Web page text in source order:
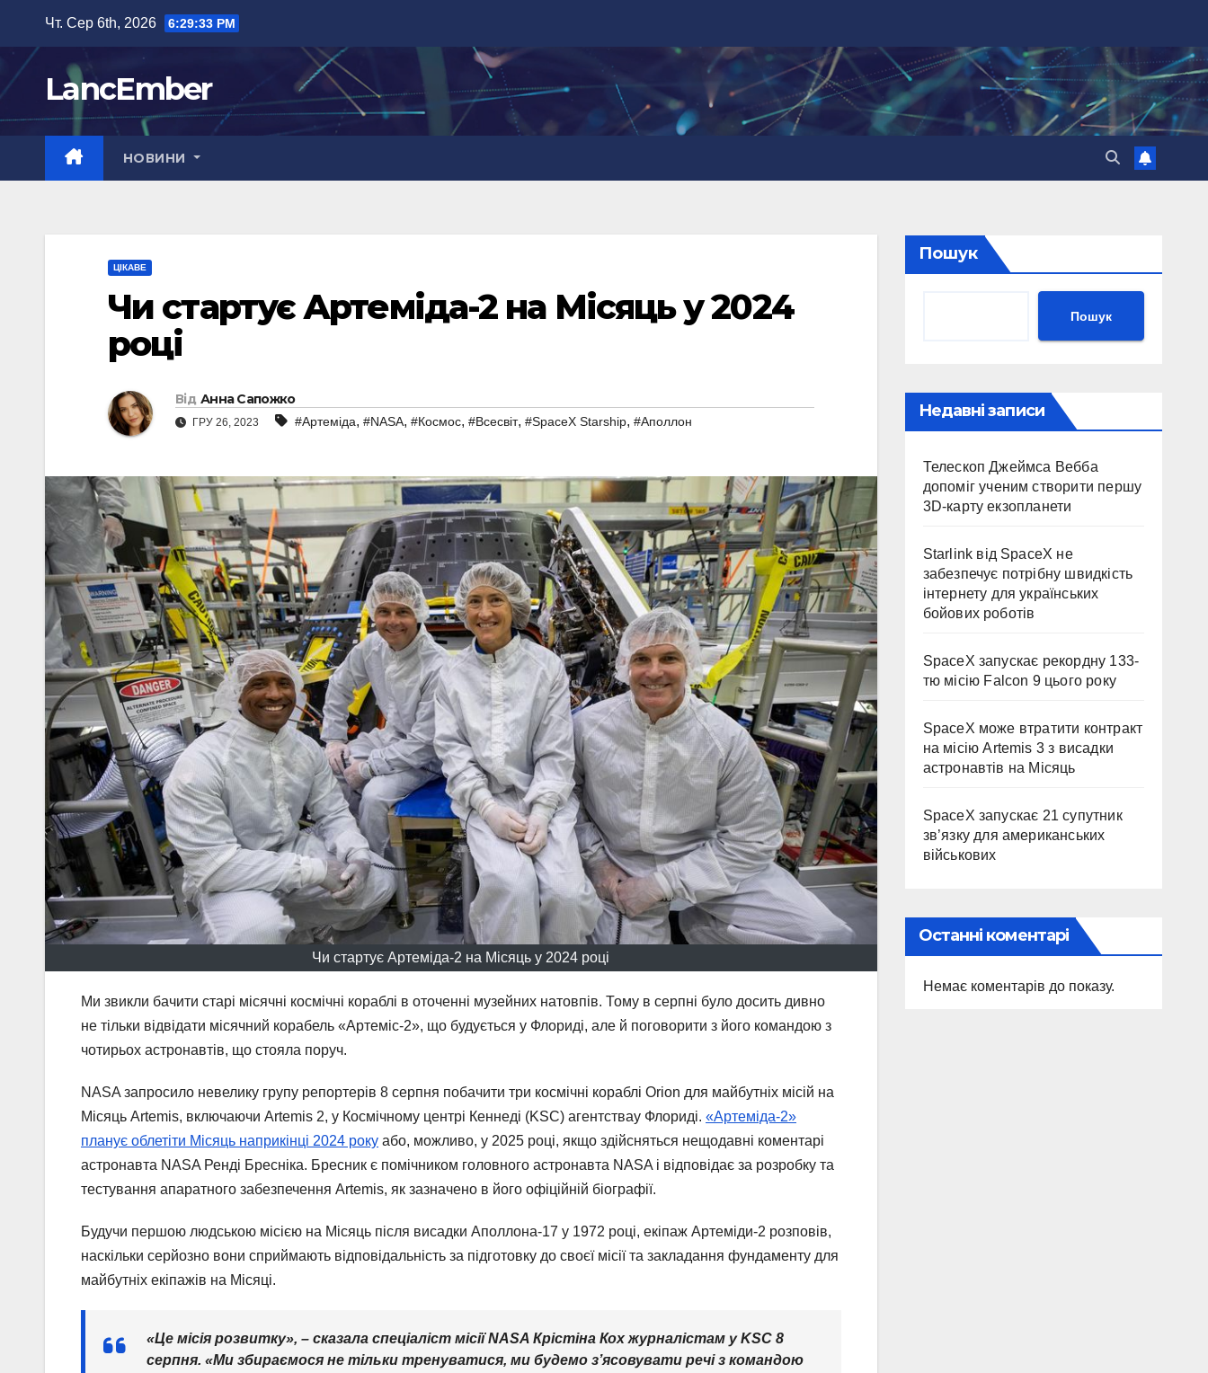
вмісту
Чт. Сер 6th, 2026 6:29:34 PM
LancEmber
НОВИНИ
ЦІКАВЕ
Чи стартує Артеміда-2 на Місяць у 2024
році
Від Анна Сапожко
ГРУ 26, 2023 #Артеміда, #NASA, #Космос, #Всесвіт, #SpaceX Starship, #Аполлон
Чи стартує Артеміда-2 на Місяць у 2024 році
Ми звикли бачити старі місячні космічні кораблі в оточенні музейних натовпів. Тому в серпні було досить дивно
не тільки відвідати місячний корабель «Артеміс-2», що будується у Флориді, але й поговорити з його командою з
чотирьох астронавтів, що стояла поруч.
NASA запросило невелику групу репортерів 8 серпня побачити три космічні кораблі Orion для майбутніх місій на
Місяць Artemis, включаючи Artemis 2, у Космічному центрі Кеннеді (KSC) агентствау Флориді. «Артеміда-2»
планує облетіти Місяць наприкінці 2024 року або, можливо, у 2025 році, якщо здійсняться нещодавні коментарі
астронавта NASA Ренді Бресніка. Бресник є помічником головного астронавта NASA і відповідає за розробку та
тестування апаратного забезпечення Artemis, як зазначено в його офіційній біографії.
Будучи першою людською місією на Місяць після висадки Аполлона-17 у 1972 році, екіпаж Артеміди-2 розповів,
наскільки серйозно вони сприймають відповідальність за підготовку до своєї місії та закладання фундаменту для
майбутніх екіпажів на Місяці.
«Це місія розвитку», – сказала спеціаліст місії NASA Крістіна Кох журналістам у KSC 8
серпня. «Ми збираємося не тільки тренуватися, ми будемо з’ясовувати речі з командою
Пошук
Пошук
Недавні записи
Телескоп Джеймса Вебба
допоміг ученим створити першу
3D-карту екзопланети
Starlink від SpaceX не
забезпечує потрібну швидкість
інтернету для українських
бойових роботів
SpaceX запускає рекордну 133-
тю місію Falcon 9 цього року
SpaceX може втратити контракт
на місію Artemis 3 з висадки
астронавтів на Місяць
SpaceX запускає 21 супутник
зв’язку для американських
військових
Останні коментарі
Немає коментарів до показу.